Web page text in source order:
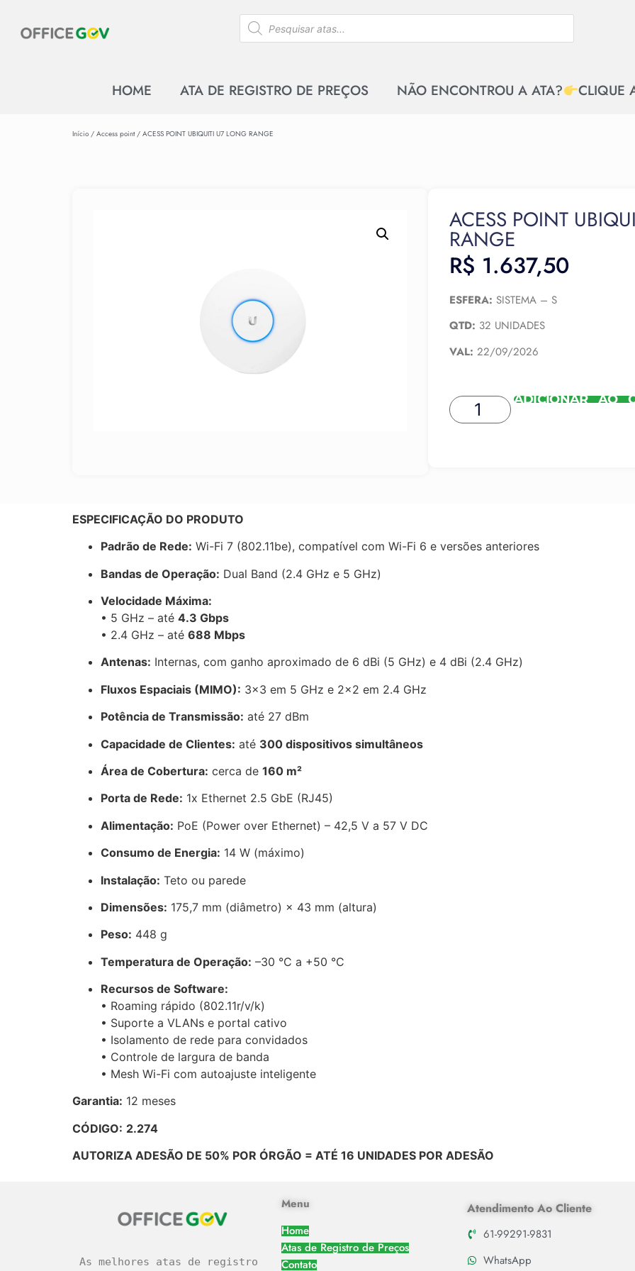
HOME ATA DE REGISTRO DE PREÇOS NÃO ENCONTROU A ATA? CLIQUE
Início / Access point/ ACESS POINT UBIQUITI U7 LONG RANGE
ACESS POINT
RANGE
R$ 1.637,50
ESFERA: SISTEMA – S
QTD: 32 UNIDADES
VAL: 22/09/2026
ADICIONAR AO
ESPECIFICAÇÃO DO PRODUTO
Padrão de Rede: Wi-Fi 7 (802.11be), compatível com Wi-Fi 6 e versões anteriores
Bandas de Operação: Dual Band (2.4 GHz e 5 GHz)
Velocidade Máxima:
• 5 GHz – até 4.3 Gbps
• 2.4 GHz – até 688 Mbps
Antenas: Internas, com ganho aproximado de 6 dBi (5 GHz) e 4 dBi (2.4 GHz)
Fluxos Espaciais (MIMO): 3×3 em 5 GHz e 2×2 em 2.4 GHz
Potência de Transmissão: até 27 dBm
Capacidade de Clientes: até 300 dispositivos simultâneos
Área de Cobertura: cerca de 160 m²
Porta de Rede: 1x Ethernet 2.5 GbE (RJ45)
Alimentação: PoE (Power over Ethernet) – 42,5 V a 57 V DC
Consumo de Energia: 14 W (máximo)
Instalação: Teto ou parede
Dimensões: 175,7 mm (diâmetro) × 43 mm (altura)
Peso: 448 g
Temperatura de Operação: –30 °C a +50 °C
Recursos de Software:
• Roaming rápido (802.11r/v/k)
• Suporte a VLANs e portal cativo
• Isolamento de rede para convidados
• Controle de largura de banda
• Mesh Wi-Fi com autoajuste inteligente
Garantia: 12 meses
CÓDIGO: 2.274
AUTORIZA ADESÃO DE 50% POR ÓRGÃO = ATÉ 16 UNIDADES POR ADESÃO
As melhores atas de registro
Menu
Home
Atas de Registro de Preços
Contato
Atendimento Ao Cliente
61-99291-9831
WhatsApp